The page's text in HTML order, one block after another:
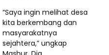
“Saya ingin melihat desa
kita berkembang dan
masyarakatnya
sejahtera,” ungkap